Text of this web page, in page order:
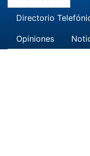
Directorio
Opiniones